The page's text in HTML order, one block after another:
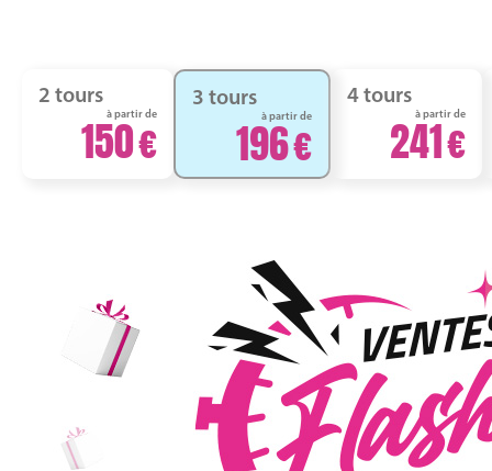
2 tours
à partir de
150
3 tours
à partir de
196
4 tours
à partir de
241